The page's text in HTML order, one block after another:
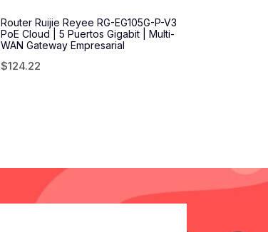
Router Ruijie Reyee RG-EG105G-P-V3
PoE Cloud | 5 Puertos Gigabit | Multi-
WAN Gateway Empresarial
$124.22